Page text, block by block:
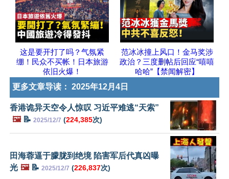
这是要开打了吗？气氛紧
绷！民众不买帐！日本旅游
依旧火爆！
范冰冰撞上风口！金马奖涉
政治？三度删帖后回应“嘻嘻
哈哈”【禁闻解密】
更多文章导读： 2025年12月4日
香港诡异天空令人惊叹 习近平难逃“天索”
🖼️📝 2025/12/7 (224,385次)
田海蓉逼于朦胧到绝境 陷害军后代真凶曝
光 🖼️📝 2025/12/7 (226,837次)